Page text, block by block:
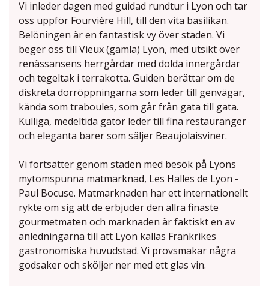
Vi inleder dagen med guidad rundtur i Lyon och tar
oss uppför Fourvière Hill, till den vita basilikan.
Belöningen är en fantastisk vy över staden. Vi
beger oss till Vieux (gamla) Lyon, med utsikt över
renässansens herrgårdar med dolda innergårdar
och tegeltak i terrakotta. Guiden berättar om de
diskreta dörröppningarna som leder till genvägar,
kända som traboules, som går från gata till gata.
Kulliga, medeltida gator leder till fina restauranger
och eleganta barer som säljer Beaujolaisviner.
Vi fortsätter genom staden med besök på Lyons
mytomspunna matmarknad, Les Halles de Lyon -
Paul Bocuse. Matmarknaden har ett internationellt
rykte om sig att de erbjuder den allra finaste
gourmetmaten och marknaden är faktiskt en av
anledningarna till att Lyon kallas Frankrikes
gastronomiska huvudstad. Vi provsmakar några
godsaker och sköljer ner med ett glas vin.